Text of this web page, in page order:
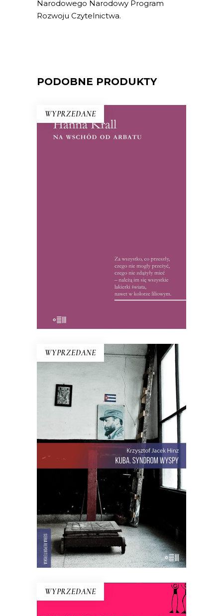
Narodowego Narodowy Program
Rozwoju Czytelnictwa.
PODOBNE PRODUKTY
WYPRZEDANE
15.50zł
WYPRZEDANE
E-BOOK DO KOSZYKA
KUBA. SYNDROM WYSPY
Rewolucja i dysydenci, Kubanki
walczące o podpaski i Kubańczycy,
którzy obrażają rewolucję szortami i
sandałami. Jest tu dawna świetność
Hawany, są prosięta hodowane w
wannach i jest krowa – bohaterka
rewolucji.
44.00 zł 22.00zł
WYPRZEDANE